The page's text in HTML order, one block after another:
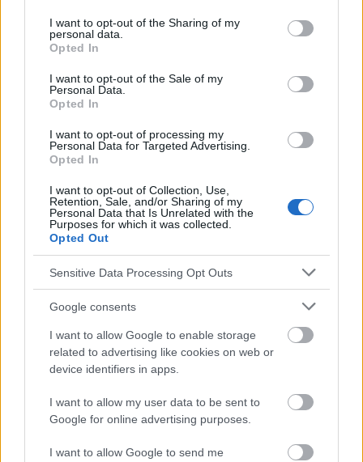
not limited to your visit or usage behaviour. You may click to
grant or deny consent to Google and its third-party tags to
use your data for below specified purposes in below Google
consent section.
I want to opt-out of the Sharing of my
personal data.
Opted In
I want to opt-out of the Sale of my
Personal Data.
Opted In
I want to opt-out of processing my
Personal Data for Targeted Advertising.
Opted In
I want to opt-out of Collection, Use,
Retention, Sale, and/or Sharing of my
Personal Data that Is Unrelated with the
Purposes for which it was collected.
Opted Out
Sensitive Data Processing Opt Outs
Google consents
I want to allow Google to enable storage
related to advertising like cookies on web or
device identifiers in apps.
I want to allow my user data to be sent to
Google for online advertising purposes.
I want to allow Google to send me
Symptome von hautkrebs
Sehen Sie es auch auf english español français
polskim
Die Inhalte und Materialien auf dieser Website dienen nur zu
Bildungs- und Informationszwecken. Der Herausgeber und die
Redaktion der Website sind nicht für die Ergebnisse ihrer
Anwendung verantwortlich. Bevor Sie Ratschläge oder Tipps auf
der Website verwenden, ist es unbedingt erforderlich, einen Arzt
zu konsultieren.